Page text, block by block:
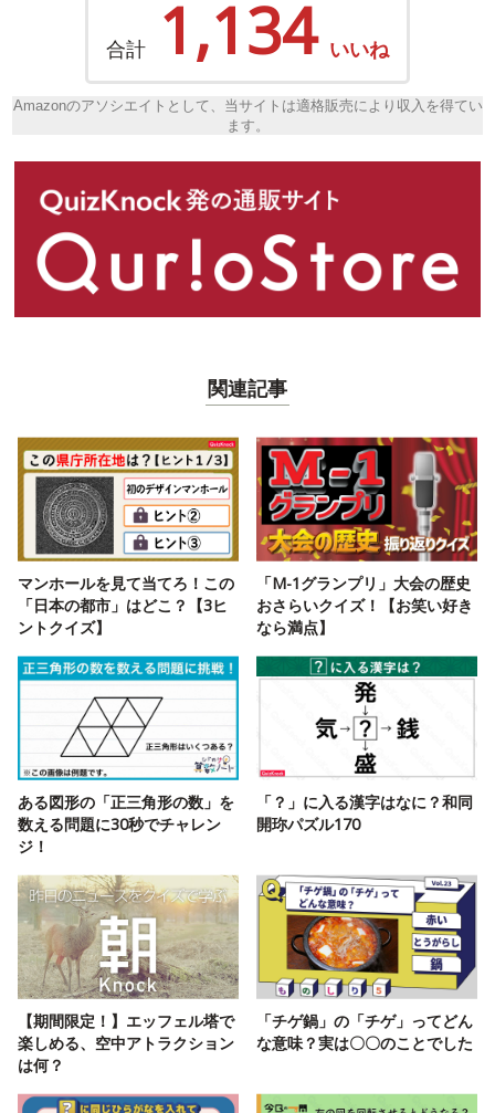
合計 1,134 いいね
Amazonのアソシエイトとして、当サイトは適格販売により収入を得てい
ます。
関連記事
マンホールを見て当てろ！この
「日本の都市」はどこ？【3ヒ
ントクイズ】
「M-1グランプリ」大会の歴史
おさらいクイズ！【お笑い好き
なら満点】
ある図形の「正三角形の数」を
数える問題に30秒でチャレン
ジ！
「？」に入る漢字はなに？和同
開珎パズル170
【期間限定！】エッフェル塔で
楽しめる、空中アトラクション
は何？
「チゲ鍋」の「チゲ」ってどん
な意味？実は〇〇のことでした